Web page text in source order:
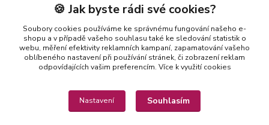
775 435 591
(Po-Pá, 8-20 hod.)
misajakubcova@seznam.cz
🍪 Jak byste rádi své cookies?
Soubory cookies používáme ke správnému fungování našeho e-
shopu a v případě vašeho souhlasu také ke sledování statistik o
webu, měření efektivity reklamních kampaní, zapamatování vašeho
oblíbeného nastavení při používání stránek, či zobrazení reklam
odpovídajících vašim preferencím. Více k využití cookies
Nastavení Souhlasím